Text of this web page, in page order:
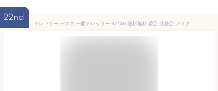
22nd
ドレッサー デスク 一面ドレッサー 97436 送料無料 鏡台 化粧台 メイク台 机 メイク用品収納 収納 コンパクト 省スペース 引き出し 1面鏡 一面鏡 ミラー 木目調 おしゃれ かわいい 北欧 ブラウン 茶 ホワイト 白【D】